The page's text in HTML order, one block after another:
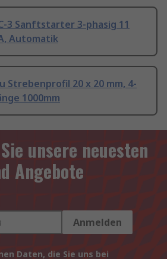
3 Sanftstarter 3-phasig 11
Automatik
Strebenprofil 20 x 20 mm, 4-
1000mm
unsere neuesten
Angebote
Anmelden
Daten, die Sie uns bei